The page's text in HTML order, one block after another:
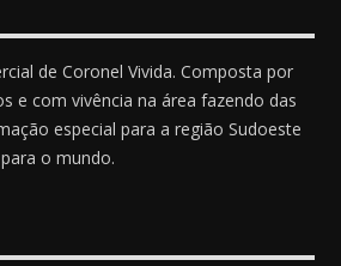
de Coronel Vivida. Composta por
e com vivência na área fazendo das
especial para a região Sudoeste
o mundo.